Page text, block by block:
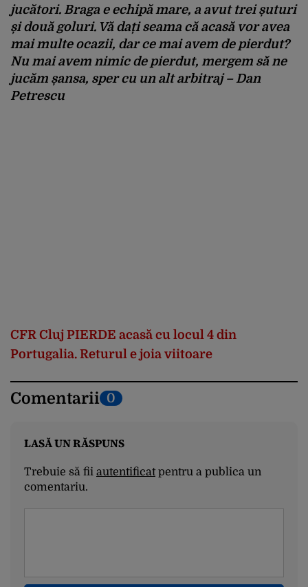
jucători. Braga e echipă mare, a avut trei șuturi
și două goluri. Vă dați seama că acasă vor avea
mai multe ocazii, dar ce mai avem de pierdut?
Nu mai avem nimic de pierdut, mergem să ne
jucăm șansa, sper cu un alt arbitraj – Dan
Petrescu
CFR Cluj PIERDE acasă cu locul 4 din
Portugalia. Returul e joia viitoare
Comentarii 0
LASĂ UN RĂSPUNS
Trebuie să fii autentificatpentru a publica un
comentariu.